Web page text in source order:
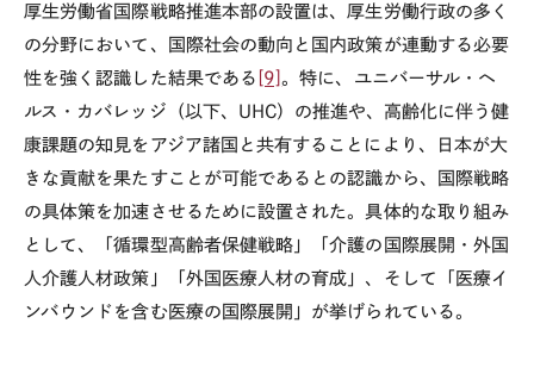
厚生労働省国際戦略推進本部の設置は、厚生労働行政の多く
の分野において、国際社会の動向と国内政策が連動する必要
性を強く認識した結果である [9] 。特に、ユニバーサル・ヘ
ルス・カバレッジ（以下、 UHC）の推進や、高齢化に伴う健
康課題の知見をアジア諸国と共有することにより、日本が大
きな貢献を果たすことが可能であるとの認識から、国際戦略
の具体策を加速させるために設置された。具体的な取り組み
として、「循環型高齢者保健戦略」「介護の国際展開・外国
人介護人材政策」「外国医療人材の育成」、そして「医療イ
ンバウンドを含む医療の国際展開」が挙げられている。